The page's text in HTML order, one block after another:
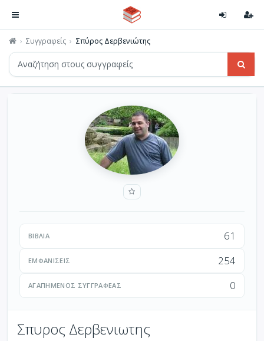
Συγγραφείς Σπύρος Δερβενιώτης
ΒΙΒΛΊΑ 61
ΕΜΦΑΝΊΣΕΙΣ 254
ΑΓΑΠΗΜΈΝΟΣ ΣΥΓΓΡΑΦΈΑΣ 0
Σπυρος Δερβενιωτης